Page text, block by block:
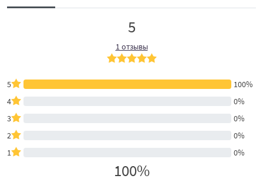
5
1 отзывы
5
100%
4
0%
3
0%
2
0%
1
0%
100%